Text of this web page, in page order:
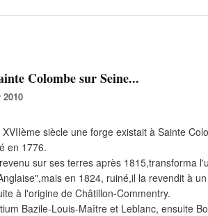
Colombe sur Seine...
2010
siècle une forge existait à Sainte
en 1776.
sur ses terres après 1815,transforma
en 1824, ruiné,il la revendit à
à l'origine de Châtillon-Commentry.
Bazile-Louis-Maître et Leblanc, ensuite